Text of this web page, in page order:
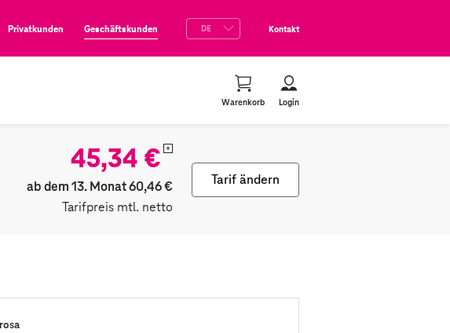
Privatkunden Geschäftskunden Kontakt
Warenkorb Login
45,34 € *
ab dem 13. Monat 60,46 €
Tarifpreis mtl. netto
Tarif ändern